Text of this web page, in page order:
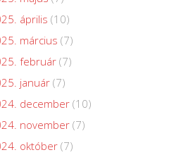
április (10)
március (7)
február(7)
január (7)
december (10)
november (7)
október (7)